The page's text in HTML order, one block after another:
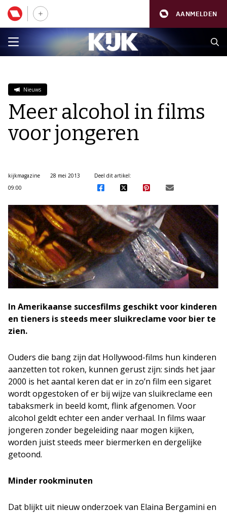
AANMELDEN
Nieuws
Meer alcohol in films
voor jongeren
kijkmagazine
28 mei 2013
09:00
Deel dit artikel:
In Amerikaanse succesfilms geschikt voor kinderen
en tieners is steeds meer sluikreclame voor bier te
zien.
Ouders die bang zijn dat Hollywood-films hun kinderen
aanzetten tot roken, kunnen gerust zijn: sinds het jaar
2000 is het aantal keren dat er in zo’n film een sigaret
wordt opgestoken of er bij wijze van sluikreclame een
tabaksmerk in beeld komt, flink afgenomen. Voor
alcohol geldt echter een ander verhaal. In films waar
jongeren zonder begeleiding naar mogen kijken,
worden juist steeds meer biermerken en dergelijke
getoond.
Minder rookminuten
Dat blijkt uit nieuw onderzoek van Elaina Bergamini en